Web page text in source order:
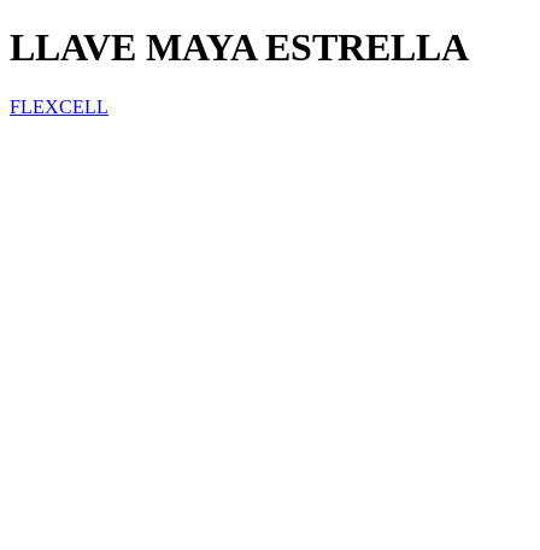
LLAVE MAYA ESTRELLA
FLEXCELL